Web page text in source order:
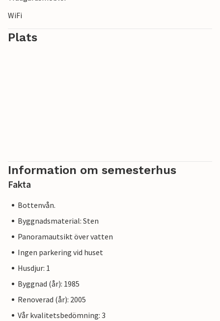
WiFi
Plats
Information om semesterhus
Fakta
Bottenvån.
Byggnadsmaterial: Sten
Panoramautsikt över vatten
Ingen parkering vid huset
Husdjur: 1
Byggnad (år): 1985
Renoverad (år): 2005
Vår kvalitetsbedömning: 3